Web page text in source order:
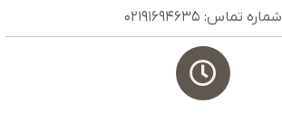
شماره تماس: 02191694635